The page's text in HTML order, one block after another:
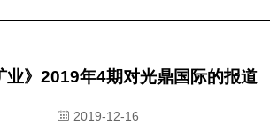
业》2019年4期对光鼎国际的报道
2019-12-16